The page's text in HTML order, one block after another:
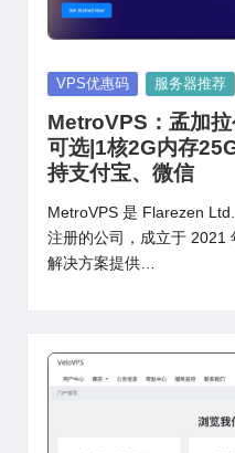
Posted
VPS优惠码 服务器推荐
MetroVPS：孟加
可选|1核2G内存
持支付宝、微信
MetroVPS 是 Flarezen
注册的公司，成立于 2021
解决方案提供…